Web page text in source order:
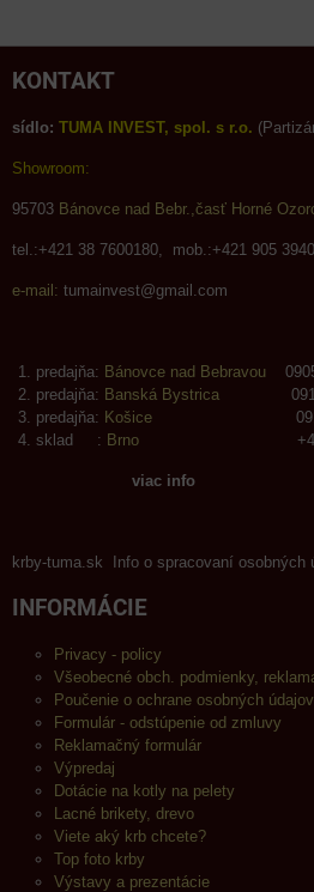
KONTAKT
sídlo: TUMA INVEST, spol. s r.o.
Showroom:
95703 Bánovce nad Bebr.,časť Horné
tel.:+421 38 7600180, mob.:+421 905
e-mail: tumainvest@gmail.com
predajňa: Bánovce nad Bebravou
predajňa: Banská Bystrica 0915
predajňa: Košice 0915
sklad : Brno +420 739
viac info
krby-tuma.sk Info o spracovaní osobných
INFORMÁCIE
Privacy - policy
Všeobecné obch. podmienky,
Poučenie o ochrane osobných
Formulár - odstúpenie od zmluvy
Reklamačný formulár
Výpredaj
Dotácie na kotly na pelety
Lacné brikety, drevo
Viete aký krb chcete?
Top foto krby
Výstavy a prezentácie